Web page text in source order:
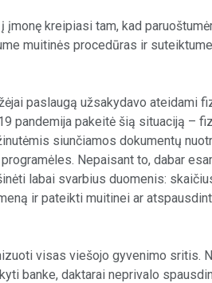
kreipiasi tam, kad
muitinės procedūras ir
paslaugą užsakydavo ateidami
pandemija pakeitė šią situaciją –
siunčiamos dokumentų
Nepaisant to, dabar
labai svarbius duomenis:
ir pateikti muitinei ar
visas viešojo gyvenimo sritis.
banke, daktarai neprivalo